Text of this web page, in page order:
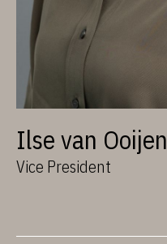
Ilse van Ooijen
Vice President